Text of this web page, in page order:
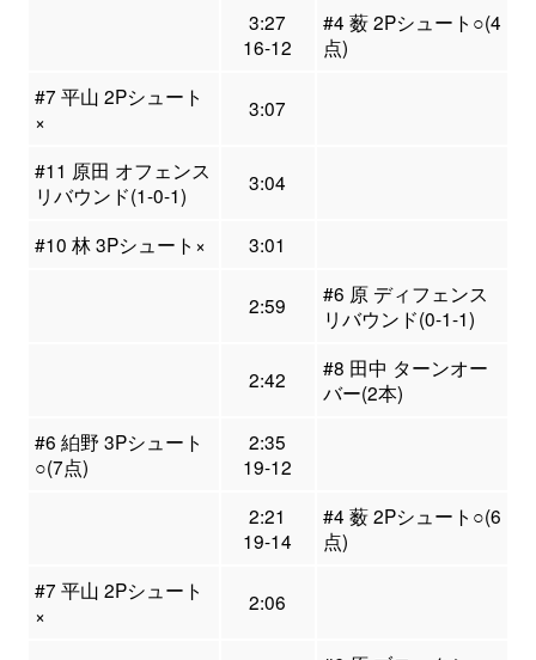
3:27
16-12
#4 薮 2Pシュート○(4
点)
#7 平山 2Pシュート
×
3:07
#11 原田 オフェンス
リバウンド(1-0-1)
3:04
#10 林 3Pシュート× 3:01
2:59
#6 原 ディフェンス
リバウンド(0-1-1)
2:42
#8 田中 ターンオー
バー(2本)
#6 絈野 3Pシュート
○(7点)
2:35
19-12
2:21
19-14
#4 薮 2Pシュート○(6
点)
#7 平山 2Pシュート
×
2:06